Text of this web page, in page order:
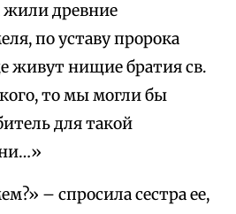
жили древние
по уставу пророка
живут нищие братия св.
то мы могли бы
для такой
– спросила сестра ее,